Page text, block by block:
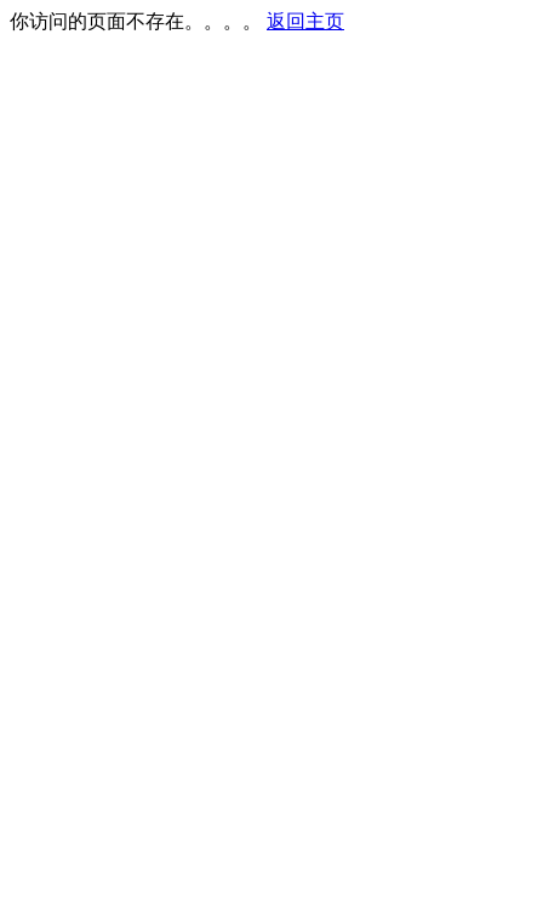
你访问的页面不存在。。。。 返回主页